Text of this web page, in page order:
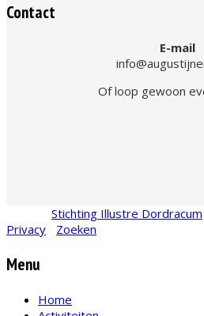
Contact
E-mail
Of loop gewoon
Stichting Illustre Dordracum
Privacy
Zoeken
Menu
Home